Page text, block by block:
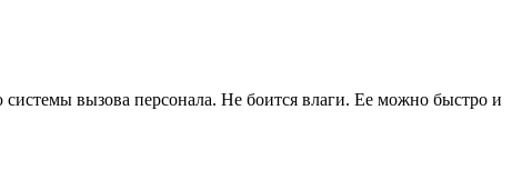
вызова персонала. Не боится влаги. Ее можно быстро и